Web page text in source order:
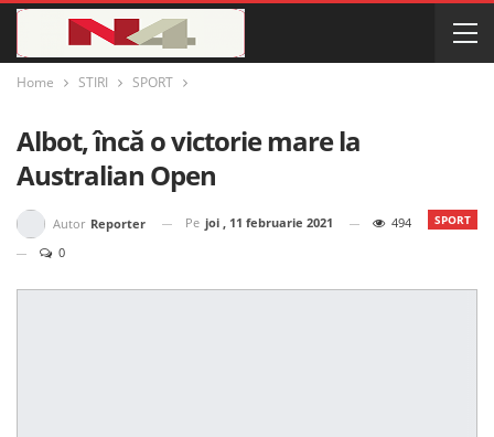
Home STIRI SPORT
Albot, încă o victorie mare la
Australian Open
SPORT
Autor Reporter Pe joi , 11 februarie 2021
494
0